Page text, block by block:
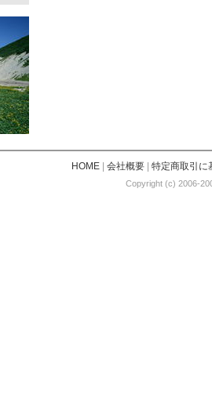
HOME| 会社概要| 特定商取引に
Copyright (c) 2006-